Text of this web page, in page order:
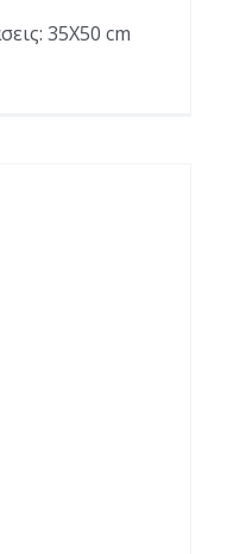
35Χ50 cm